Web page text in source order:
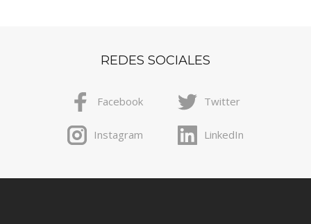
REDES SOCIALES
Facebook Twitter
Instagram LinkedIn